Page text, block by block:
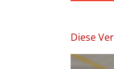
Diese